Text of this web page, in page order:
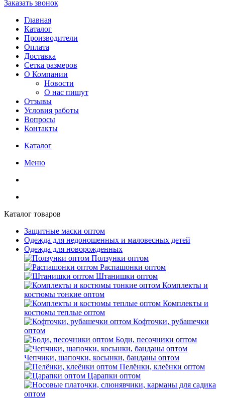
Заказать звонок
Главная
Каталог
Производители
Оплата
Доставка
Сетка размеров
О Компании
Новости
О нас пишут
Отзывы
Условия работы
Вопросы
Контакты
Каталог
Меню
Каталог товаров
Защитные маски оптом
Одежда для недоношенных и маловесных детей
Одежда для новорожденных
Ползунки оптом
Распашонки оптом
Штанишки оптом
Комплекты и
костюмы тонкие оптом
Комплекты и
костюмы теплые оптом
Кофточки, рубашечки
оптом
Боди, песочники оптом
Чепчики, шапочки, косынки, банданы оптом
Пелёнки, клеёнки оптом
Царапки оптом